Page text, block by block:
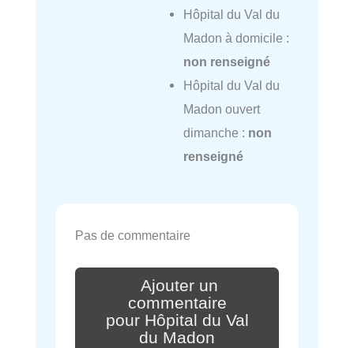
Hôpital du Val du
Madon à domicile :
non renseigné
Hôpital du Val du
Madon ouvert
dimanche : non
renseigné
Pas de commentaire
Ajouter un
commentaire
pour Hôpital du Val
du Madon